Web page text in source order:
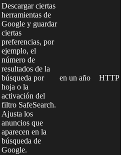
Descargar ciertas
herramientas de
Google y guardar
ciertas
preferencias, por
ejemplo, el
número de
resultados de la
búsqueda por
hoja o la
activación del
filtro SafeSearch.
Ajusta los
anuncios que
aparecen en la
búsqueda de
Google.
en un año HTTP